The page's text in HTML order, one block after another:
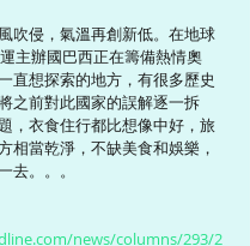
吹侵，氣溫再創新低。在地球
主辦國巴西正在籌備熱情奧
直想探索的地方，有很多歷史
之前對此國家的誤解逐一拆
，衣食住行都比想像中好，旅
相當乾淨，不缺美食和娛樂，
去。。。
news/columns/293/2